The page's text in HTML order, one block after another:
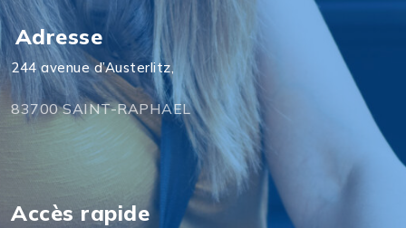
Adresse
244 avenue d’Austerlitz,
83700 SAINT-RAPHAEL
Accès rapide